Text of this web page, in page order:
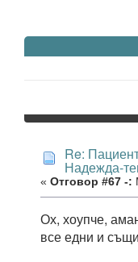
Re:
Надежда-
« Отговор #67 -:
Ох, хоупче,
все едни и